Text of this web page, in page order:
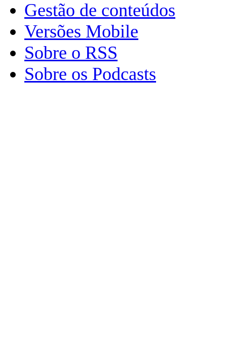
Gestão de conteúdos
Versões Mobile
Sobre o RSS
Sobre os Podcasts